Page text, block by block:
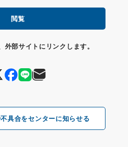
閲覧
外部サイトにリンクします。
具合をセンターに知らせる